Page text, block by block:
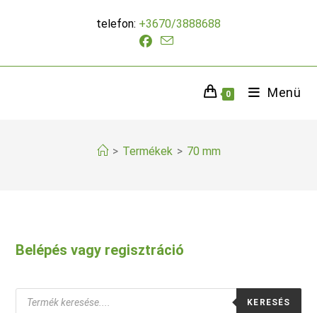
telefon: +3670/3888688
0 Menü
> Termékek > 70 mm
Belépés vagy regisztráció
Products
search
KERESÉS